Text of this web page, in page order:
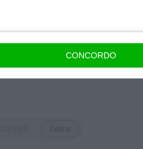
CONCORDO
, vão participar,
da Europa
e poderá ser